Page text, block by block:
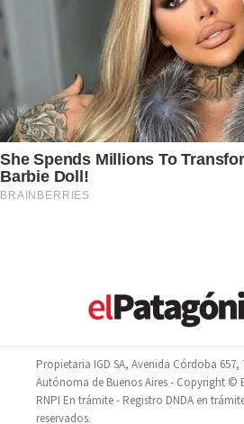
Propietaria IGD SA, Avenida Córdoba 657,
Autónoma de Buenos Aires - Copyright ©
RNPI En trámite - Registro DNDA en
reservados.